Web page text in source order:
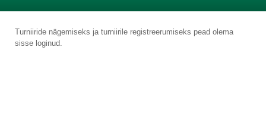
ning neljapäeviti kell 18-19.30 Karulaugu TK 2 väljakut.
Mängudele saab registreeruda
Turniiride nägemiseks ja turniirile registreerumiseks pead olema
sisse loginud.